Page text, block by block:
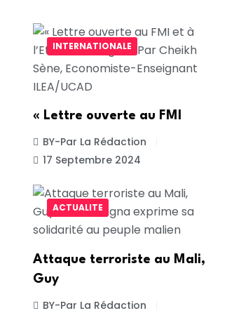
INTERNATIONALE
« Lettre ouverte au FMI
BY-Par La Rédaction
17 Septembre 2024
ACTUALITE
Attaque terroriste au Mali,
Guy
BY-Par La Rédaction